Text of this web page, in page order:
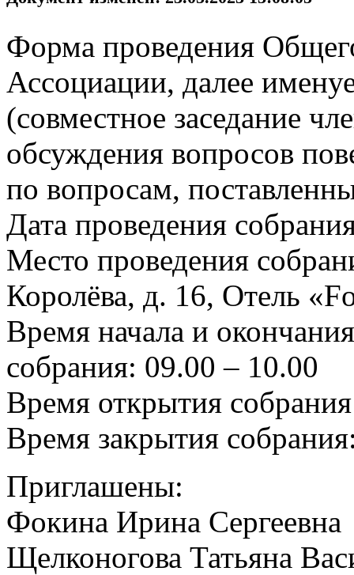
Форма проведения
Ассоциации, далее
(совместное заседание
обсуждения вопросов
по вопросам,
Дата проведения
Место проведения
Королёва, д. 16, Отель
Время начала и
собрания: 09.00 – 10.00
Время открытия
Время закрытия
Приглашены:
Фокина Ирина Сергеевна
Щелконогова Татьяна